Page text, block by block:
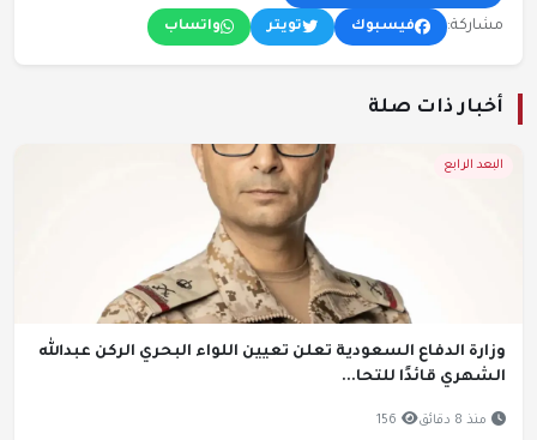
مشاركة: فيسبوك تويتر واتساب
أخبار ذات صلة
البعد الرابع
وزارة الدفاع السعودية تعلن تعيين اللواء البحري الركن عبدالله
الشهري قائدًا للتحا...
منذ 8 دقائق 156